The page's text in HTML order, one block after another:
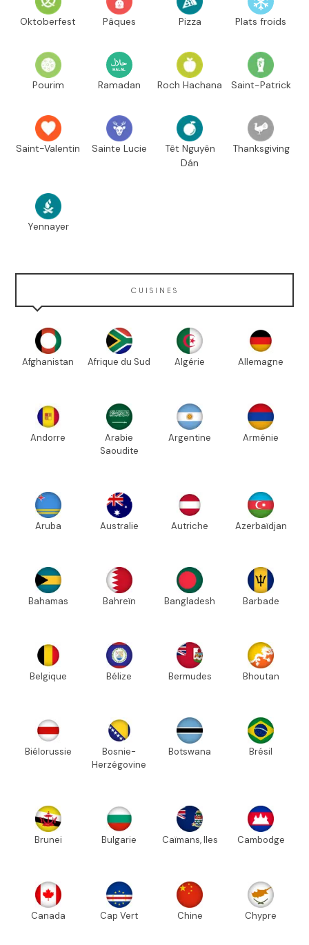
Oktoberfest Pâques Pizza Plats froids
Pourim Ramadan Roch Hachana Saint-Patrick
Saint-Valentin Sainte Lucie
Têt Nguyên
Dán
Thanksgiving
Yennayer
CUISINES
Afghanistan Afrique du Sud Algérie Allemagne
Andorre
Arabie
Saoudite
Argentine Arménie
Aruba Australie Autriche Azerbaïdjan
Bahamas Bahreïn Bangladesh Barbade
Belgique Bélize Bermudes Bhoutan
Biélorussie
Bosnie-
Herzégovine
Botswana Brésil
Brunei Bulgarie Caïmans, Iles Cambodge
Canada Cap Vert Chine Chypre